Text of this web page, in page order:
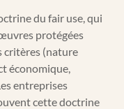
du fair use, qui
protégées
critères (nature
économique,
entreprises
cette doctrine